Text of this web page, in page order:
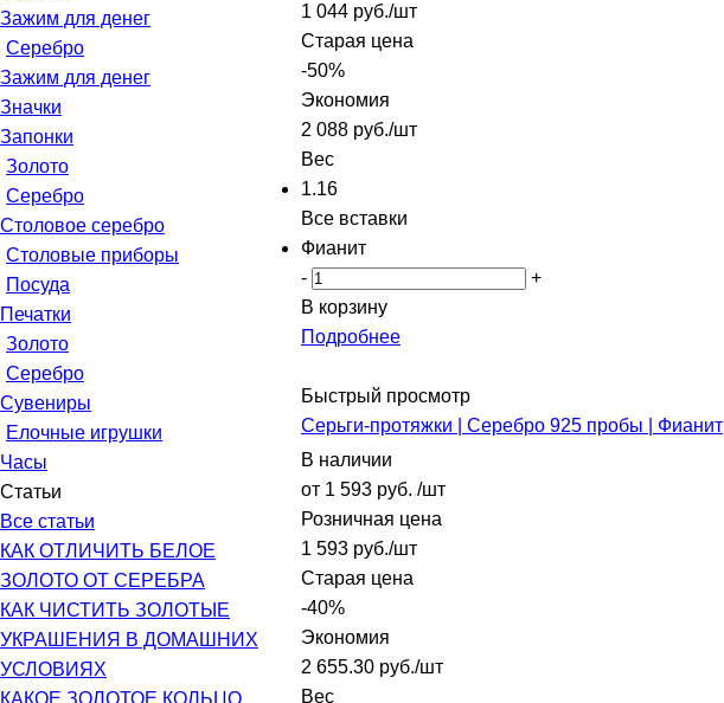
1 044 руб./шт
Старая цена
-50%
Экономия
2 088 руб./шт
Вес
1.16
Все вставки
Фианит
-
+
В корзину
Подробнее
Быстрый просмотр
Серьги-протяжки | Серебро 925 пробы | Фианит
В наличии
от 1 593 руб. /шт
Розничная цена
1 593 руб./шт
Старая цена
-40%
Экономия
2 655.30 руб./шт
Вес
Зажим для денег
Серебро
Зажим для денег
Значки
Запонки
Золото
Серебро
Столовое серебро
Столовые приборы
Посуда
Печатки
Золото
Серебро
Сувениры
Елочные игрушки
Часы
Статьи
Все статьи
КАК ОТЛИЧИТЬ БЕЛОЕ
ЗОЛОТО ОТ СЕРЕБРА
КАК ЧИСТИТЬ ЗОЛОТЫЕ
УКРАШЕНИЯ В ДОМАШНИХ
УСЛОВИЯХ
КАКОЕ ЗОЛОТОЕ КОЛЬЦО